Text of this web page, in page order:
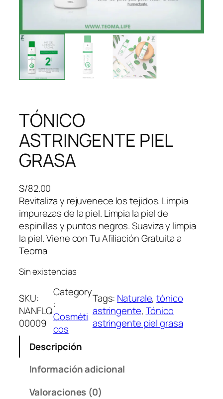
TÓNICO
ASTRINGENTE PIEL
GRASA
S/82.00
Revitaliza y rejuvenece los tejidos. Limpia
impurezas de la piel. Limpia la piel de
espinillas y puntos negros. Suaviza y limpia
la piel. Viene con Tu Afiliación Gratuita a
Teoma
Sin existencias
SKU:
NANFLQ
00009
Category
:
Cosméti
cos
Tags: Naturale, tónico
astringente, Tónico
astringente piel grasa
Descripción
Información adicional
Valoraciones (0)